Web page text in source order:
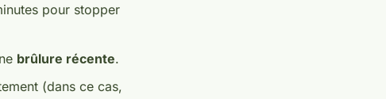
pour stopper
brûlure récente.
(dans ce cas,